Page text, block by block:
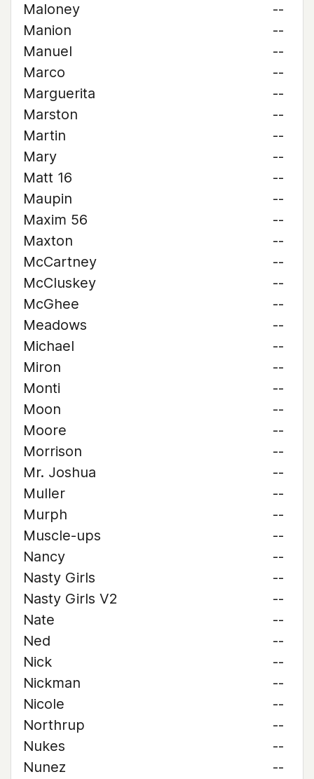
Maloney
--
Manion
--
Manuel
--
Marco
--
Marguerita
--
Marston
--
Martin
--
Mary
--
Matt 16
--
Maupin
--
Maxim 56
--
Maxton
--
McCartney
--
McCluskey
--
McGhee
--
Meadows
--
Michael
--
Miron
--
Monti
--
Moon
--
Moore
--
Morrison
--
Mr. Joshua
--
Muller
--
Murph
--
Muscle-ups
--
Nancy
--
Nasty Girls
--
Nasty Girls V2
--
Nate
--
Ned
--
Nick
--
Nickman
--
Nicole
--
Northrup
--
Nukes
--
Nunez
--